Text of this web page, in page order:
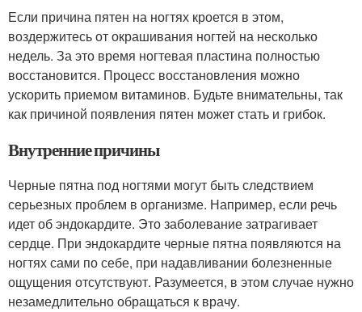
Если причина пятен на ногтях кроется в этом,
воздержитесь от окрашивания ногтей на несколько
недель. За это время ногтевая пластина полностью
восстановится. Процесс восстановления можно
ускорить приемом витаминов. Будьте внимательны, так
как причиной появления пятен может стать и грибок.
Внутренние причины
Черные пятна под ногтями могут быть следствием
серьезных проблем в организме. Например, если речь
идет об эндокардите. Это заболевание затрагивает
сердце. При эндокардите черные пятна появляются на
ногтях сами по себе, при надавливании болезненные
ощущения отсутствуют. Разумеется, в этом случае нужно
незамедлительно обращаться к врачу.